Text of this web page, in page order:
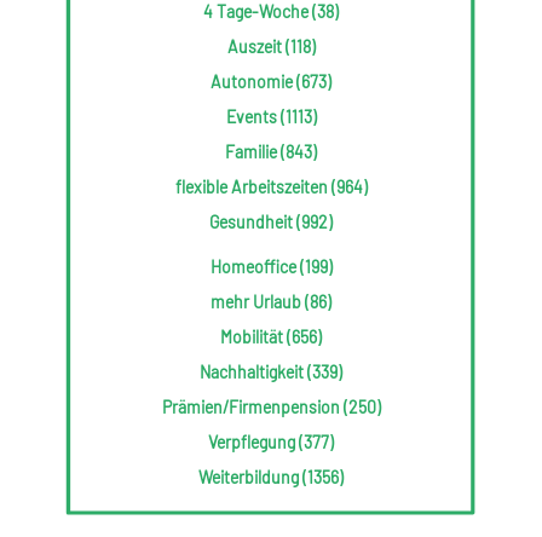
4 Tage-Woche (38)
Auszeit (118)
Autonomie (673)
Events (1113)
Familie (843)
flexible Arbeitszeiten (964)
Gesundheit (992)
Homeoffice (199)
mehr Urlaub (86)
Mobilität (656)
Nachhaltigkeit (339)
Prämien/Firmenpension (250)
Verpflegung (377)
Weiterbildung (1356)